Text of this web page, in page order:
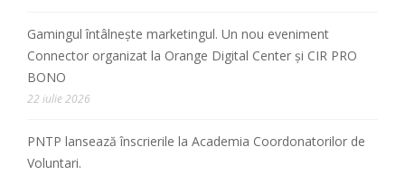
Gamingul întâlnește marketingul. Un nou eveniment
Connector organizat la Orange Digital Center și CIR PRO
BONO
22 iulie 2026
PNTP lansează înscrierile la Academia Coordonatorilor de
Voluntari.